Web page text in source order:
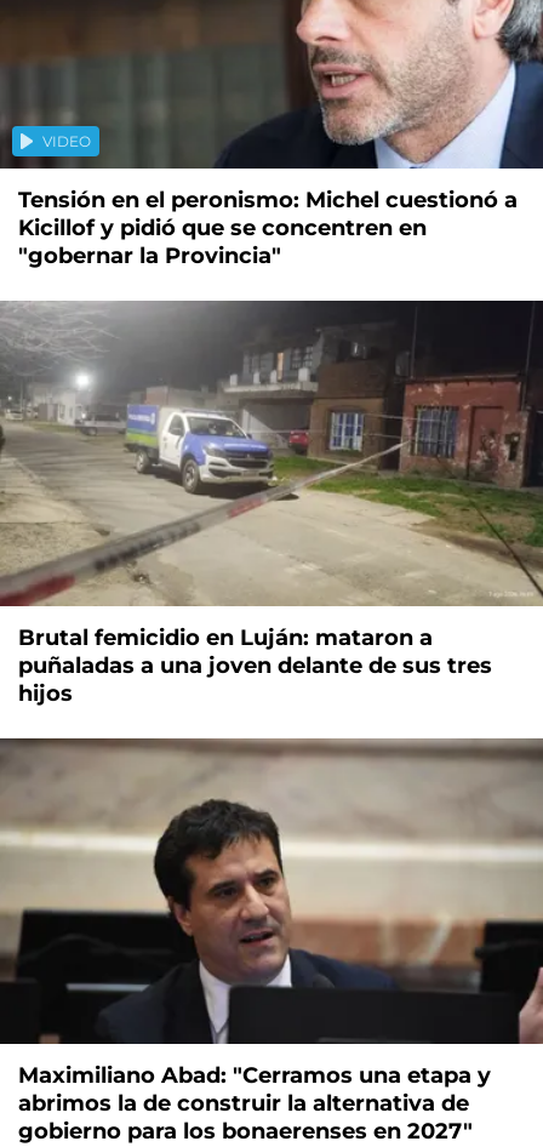
VIDEO
Tensión en el peronismo: Michel cuestionó a
Kicillof y pidió que se concentren en
"gobernar la Provincia"
Brutal femicidio en Luján: mataron a
puñaladas a una joven delante de sus tres
hijos
Maximiliano Abad: "Cerramos una etapa y
abrimos la de construir la alternativa de
gobierno para los bonaerenses en 2027"